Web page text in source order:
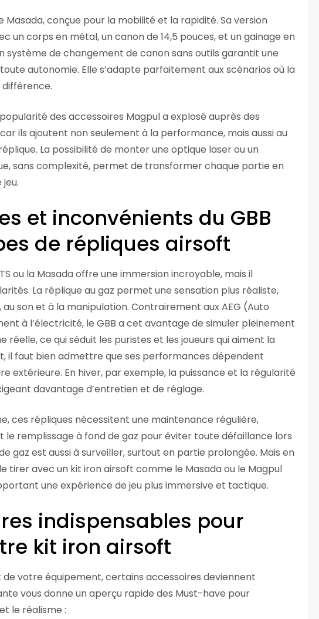
Masada, conçue pour la mobilité et la rapidité. Sa version
un corps en métal, un canon de 14,5 pouces, et un gainage en
système de changement de canon sans outils garantit une
autonomie. Elle s’adapte parfaitement aux scénarios où la
des accessoires Magpul a explosé auprès des
ils ajoutent non seulement à la performance, mais aussi au
La possibilité de monter une optique laser ou un
sans complexité, permet de transformer chaque partie en
et inconvénients du GBB
de répliques airsoft
ou la Masada offre une immersion incroyable, mais il
La réplique au gaz permet une sensation plus réaliste,
son et à la manipulation. Contrairement aux AEG (Auto
à l’électricité, le GBB a cet avantage de simuler pleinement
réelle, ce qui séduit les puristes et les joueurs qui aiment la
il faut bien admettre que ses performances dépendent
extérieure. En hiver, par exemple, la puissance et la régularité
davantage d’entretien et de réglage.
ces répliques nécessitent une maintenance régulière,
remplissage à fond de gaz pour éviter toute défaillance lors
gaz est aussi à surveiller, surtout en partie prolongée. Mais en
tirer avec un kit iron airsoft comme le Masada ou le Magpul
une expérience de jeu plus immersive et tactique.
indispensables pour
kit iron airsoft
votre équipement, certains accessoires deviennent
vous donne un aperçu rapide des Must-have pour
le réalisme :